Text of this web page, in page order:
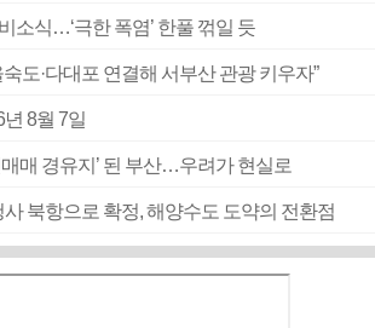
소식…‘극한 폭염’ 한풀 꺾일 듯
숙도·다대포 연결해 서부산 관광 키우자”
8월 7일
매 경유지’ 된 부산…우려가 현실로
사 북항으로 확정, 해양수도 도약의 전환점